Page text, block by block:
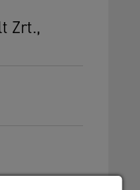
Zrt.,